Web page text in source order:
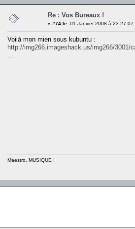
Re : Vos Bureaux !
« #74 le: 01 Janvier 2008 à 23:27:07
Voilà mon mien sous kubuntu :
http://img266.imageshack.us/img266/3001/
Maestro, MUSIQUE !